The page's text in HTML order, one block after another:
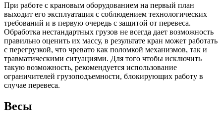
При работе с крановым оборудованием на первый план
выходит его эксплуатация с соблюдением технологических
требований и в первую очередь с защитой от перевеса.
Обработка нестандартных грузов не всегда дает возможность
правильно оценить их массу, в результате кран может работать
с перегрузкой, что чревато как поломкой механизмов, так и
травматическими ситуациями. Для того чтобы исключить
такую возможность, рекомендуется использование
ограничителей грузоподъемности, блокирующих работу в
случае перевеса.
Весы